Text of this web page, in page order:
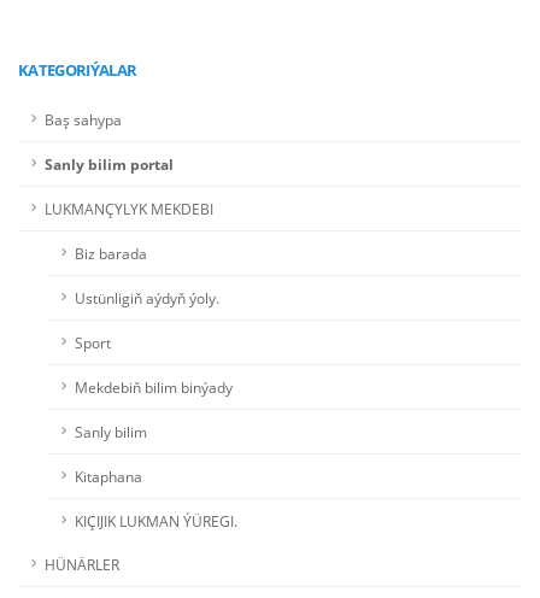
KATEGORIÝALAR
Baş sahypa
Sanly bilim portal
LUKMANÇYLYK MEKDEBI
Biz barada
Ustünligiň aýdyň ýoly.
Sport
Mekdebiň bilim binýady
Sanly bilim
Kitaphana
KIÇIJIK LUKMAN ÝÜREGI.
HÜNÄRLER